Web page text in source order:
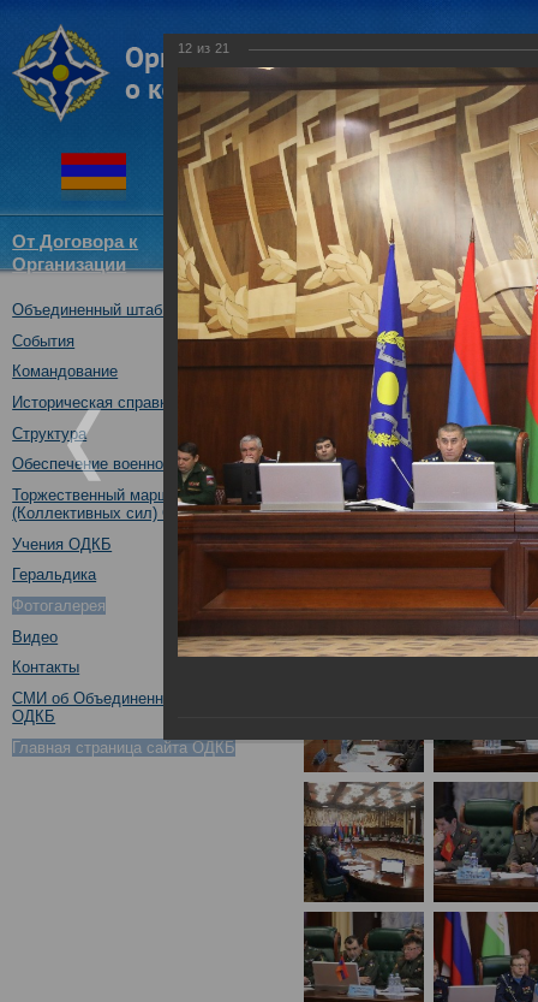
От Договора к
Организации
Структура
ОДКБ
Новости
Объединенный штаб ОДКБ
События
Командование
Историческая справка
Структура
Обеспечение военной безопасности
Торжественный марш Войск
(Коллективных сил) ОДКБ
Учения ОДКБ
Геральдика
Фотогалерея
Видео
Контакты
СМИ об Объединенном штабе
ОДКБ
Главная страница сайта ОДКБ
Рабочая встреча
штабов вооруженных сил)
31.01.2018
12 из 21